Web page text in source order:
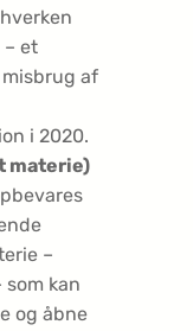
et
af
i 2020.
materie)
–
kan
og åbne